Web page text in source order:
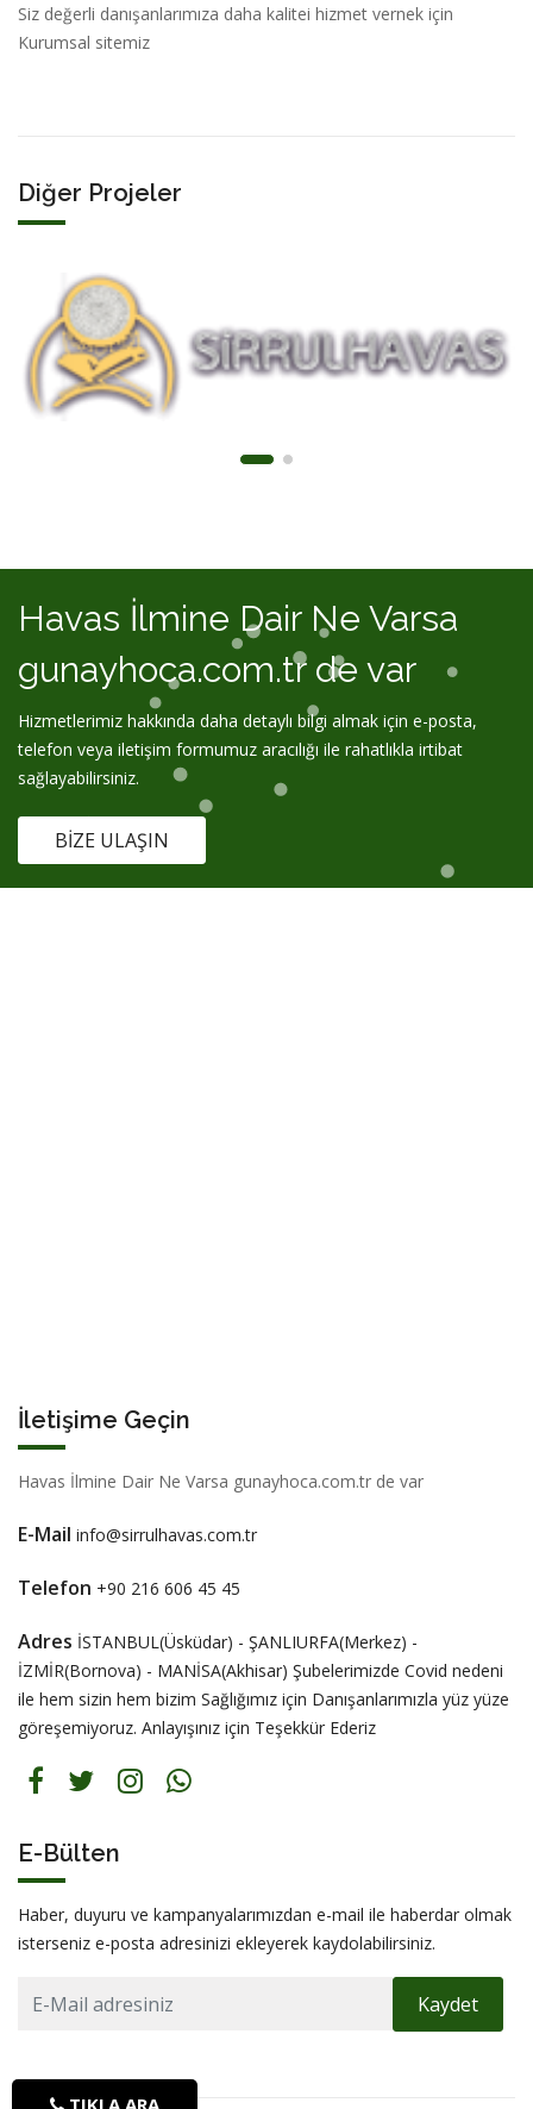
Siz değerli danışanlarımıza daha kalitei hizmet vernek için
Kurumsal sitemiz
Diğer Projeler
Vefk Yapım sitemiz
TIKLA ARA
Havas İlmine Dair Ne Varsa
gunayhoca.com.tr de var
Hizmetlerimiz hakkında daha detaylı bilgi almak için e-posta,
telefon veya iletişim formumuz aracılığı ile rahatlıkla irtibat
sağlayabilirsiniz.
BIZE ULAŞIN
İletişime Geçin
Havas İlmine Dair Ne Varsa gunayhoca.com.tr de var
E-Mail info@sirrulhavas.com.tr
Telefon +90 216 606 45 45
Adres İSTANBUL(Üsküdar) - ŞANLIURFA(Merkez) -
İZMİR(Bornova) - MANİSA(Akhisar) Şubelerimizde Covid nedeni
ile hem sizin hem bizim Sağlığımız için Danışanlarımızla yüz yüze
göreşemiyoruz. Anlayışınız için Teşekkür Ederiz
E-Bülten
Haber, duyuru ve kampanyalarımızdan e-mail ile haberdar olmak
isterseniz e-posta adresinizi ekleyerek kaydolabilirsiniz.
Kaydet